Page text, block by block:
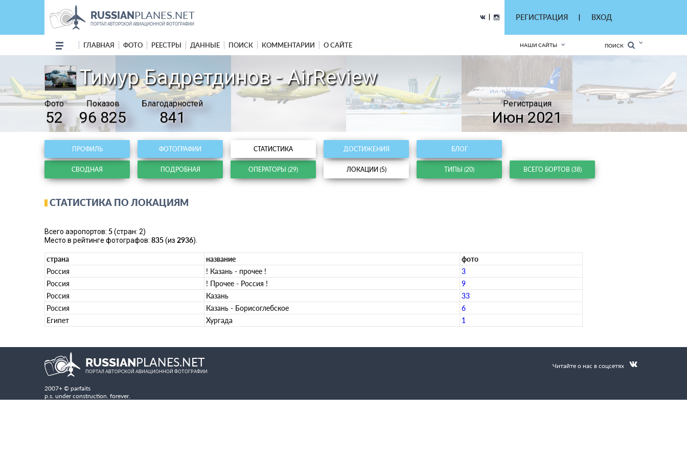
RUSSIANPLANES.NET
ПОРТАЛ АВТОРСКОЙ АВИАЦИОННОЙ ФОТОГРАФИИ
РЕГИСТРАЦИЯ ВХОД
ГЛАВНАЯ ФОТО РЕЕСТРЫ ДАННЫЕ ПОИСК КОММЕНТАРИИ О САЙТЕ НАШИ САЙТЫ ПОИСК
Тимур Бадретдинов - AirReview
Фото
52
Показов
96 825
Благодарностей
841
Регистрация
Июн 2021
ПРОФИЛЬ ФОТОГРАФИИ СТАТИСТИКА ДОСТИЖЕНИЯ БЛОГ
СВОДНАЯ ПОДРОБНАЯ ОПЕРАТОРЫ (29) ЛОКАЦИИ (5) ТИПЫ (20) ВСЕГО БОРТОВ (38)
СТАТИСТИКА ПО ЛОКАЦИЯМ
Всего аэропортов: 5(стран: 2)
Место в рейтинге фотографов: 835(из 2936).
страна название
фото
Россия
! Казань - прочее !
3
Россия
! Прочее - Россия !
9
Россия
Казань
33
Россия
Казань - Борисоглебское
6
Египет
Хургада 1
RUSSIANPLANES.NET
ПОРТАЛ АВТОРСКОЙ АВИАЦИОННОЙ ФОТОГРАФИИ
Читайте о нас в соцсетях
2007+ © parfaits
p.s. under construction. forever.